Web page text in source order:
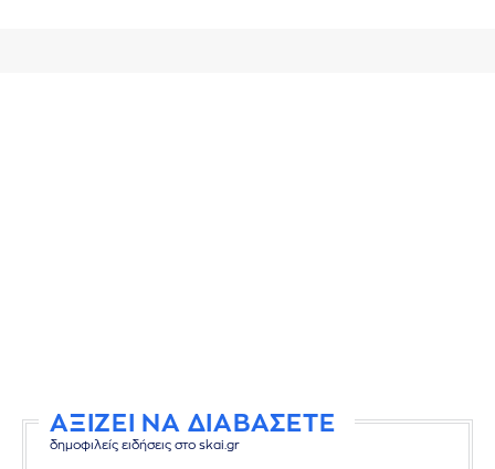
ΑΞΙΖΕΙ ΝΑ ΔΙΑΒΑΣΕΤΕ
δημοφιλείς ειδήσεις στο skai.gr